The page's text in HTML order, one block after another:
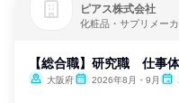
ピアス株式会社
化粧品・サプリメー
【総合職】研究職 仕事
大阪府 2026年8月・9月